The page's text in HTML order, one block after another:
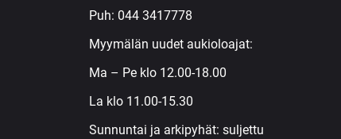
Puh: 044 3417778
Myymälän uudet aukioloajat:
Ma – Pe klo 12.00-18.00
La klo 11.00-15.30
Sunnuntai ja arkipyhät: suljettu